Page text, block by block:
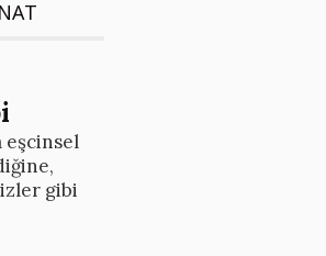
eşcinsel
gibi